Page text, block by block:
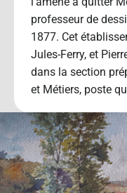
professeur de
1877. Cet
Jules-Ferry, et
dans la section
et Métiers, poste